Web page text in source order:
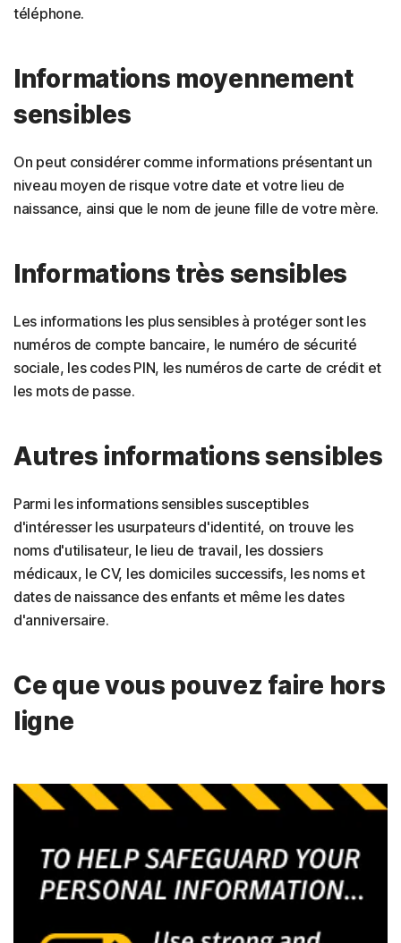
téléphone.
Informations moyennement
sensibles
On peut considérer comme informations présentant un
niveau moyen de risque votre date et votre lieu de
naissance, ainsi que le nom de jeune fille de votre mère.
Informations très sensibles
Les informations les plus sensibles à protéger sont les
numéros de compte bancaire, le numéro de sécurité
sociale, les codes PIN, les numéros de carte de crédit et
les mots de passe.
Autres informations sensibles
Parmi les informations sensibles susceptibles
d'intéresser les usurpateurs d'identité, on trouve les
noms d'utilisateur, le lieu de travail, les dossiers
médicaux, le CV, les domiciles successifs, les noms et
dates de naissance des enfants et même les dates
d'anniversaire.
Ce que vous pouvez faire hors
ligne